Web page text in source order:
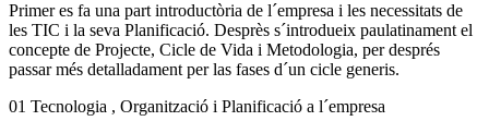
Primer es fa una part introductòria de l´empresa i les necessitats de
les TIC i la seva Planificació. Desprès s´introdueix paulatinament el
concepte de Projecte, Cicle de Vida i Metodologia, per després
passar més detalladament per las fases d´un cicle generis.
01 Tecnologia , Organització i Planificació a l´empresa